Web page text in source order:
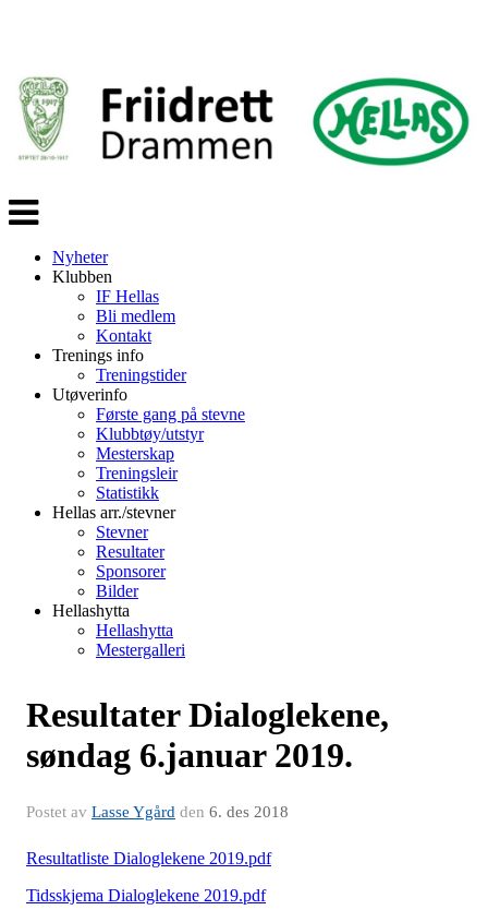
Veksle
navigasjon
Nyheter
Klubben
IF Hellas
Bli medlem
Kontakt
Trenings info
Treningstider
Utøverinfo
Første gang på stevne
Klubbtøy/utstyr
Mesterskap
Treningsleir
Statistikk
Hellas arr./stevner
Stevner
Resultater
Sponsorer
Bilder
Hellashytta
Hellashytta
Mestergalleri
Resultater Dialoglekene,
søndag 6.januar 2019.
Postet av Lasse Ygård den 6. des 2018
Resultatliste Dialoglekene 2019.pdf
Tidsskjema Dialoglekene 2019.pdf